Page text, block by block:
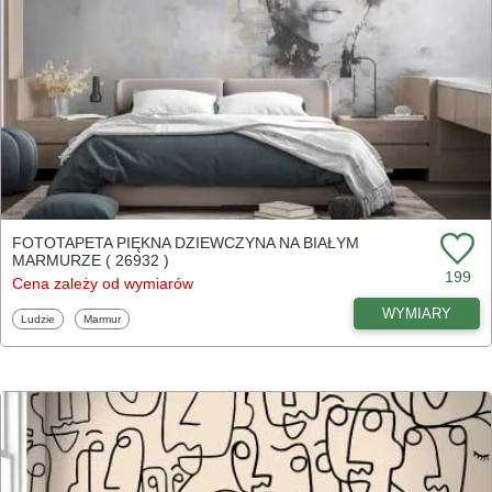
FOTOTAPETA PIĘKNA DZIEWCZYNA NA BIAŁYM
MARMURZE ( 26932 )
Cena zależy od wymiarów
199
Fototapety
Ludzie Fototapety
Marmur WYMIARY